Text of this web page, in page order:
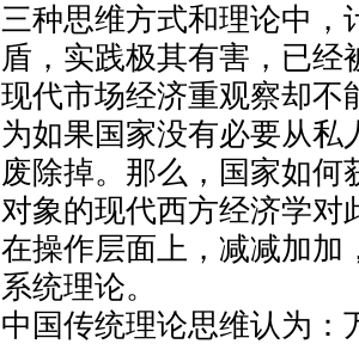
三种思维方式和理论中，
盾，实践极其有害，已经
现代市场经济重观察却不
为如果国家没有必要从
废除掉。那么，国家如
对象的现代西方经济学对
在操作层面上，减减加加
系统理论。
中国传统理论思维认为：